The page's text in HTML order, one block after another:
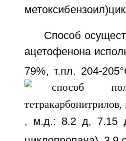
Способ
ацетофенона
79%, т.пл. 204-
, м.д.: 8.2 д, 7.15